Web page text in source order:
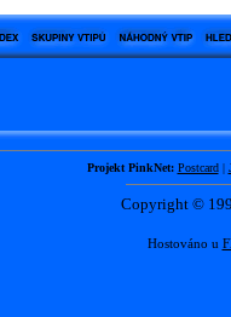
Projekt PinkNet: Postcard|
Copyright ©
Hostováno u